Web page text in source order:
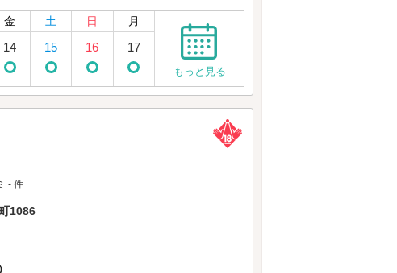
金 土 日 月
14 15 16 17
もっと見る
- 件
1086